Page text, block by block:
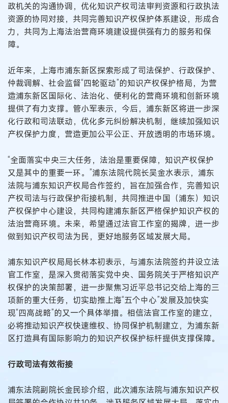
政机关的沟通协调，优化知识产权司法审判资源和行政执法
资源的协同对接，共同完善知识产权保护体系建设，形成合
力，共同为上海法治营商环境建设提供强有力的服务和保
障。
近年来，上海市浦东新区探索形成了司法保护、行政保护、
仲裁调解、社会监督“四轮驱动”的知识产权保护格局，为营
造浦东新区国际化、法治化、便利化的营商环境和创新环境
提供了有力支撑。管小军表示，今后，浦东新区将进一步深
化行政和司法联动，优化多元纠纷解决机制，继续加强知识
产权保护力度，营造更加公平公正、开放透明的市场环境。
“全面落实中央三大任务，法治是重要保障，知识产权保护
又是其中的重要一环。”浦东法院代院长吴金水表示，浦东
法院与浦东知识产权局合作签约，旨在加强合作，完善知识
产权司法与行政保护衔接机制，共同推进中国（浦东）知识
产权保护中心建设，共同构建浦东新区严格保护知识产权的
法治营商环境。未来，希望通过法官工作室的揭牌，进一步
做到知识产权司法为民，更好地服务区域发展大局。
浦东知识产权局局长林本初表示，与浦东法院签约并设立法
官工作室，是深入贯彻落实党中央、国务院关于严格知识产
权保护的决策部署，进一步聚焦习近平总书记交给上海的三
项新的重大任务，切实助推上海“五个中心”发展及加快实
现“四高战略”的又一个具体举措。相信法官工作室的建立，
必将推动知识产权快速维权、协同保护机制建立，为浦东新
区打造具有国际影响力的知识产权保护标杆提供支撑保障。
行政司法有效衔接
浦东法院副院长金民珍介绍，此次浦东法院与浦东知识产权